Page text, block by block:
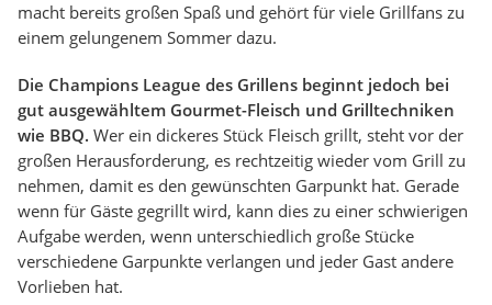
macht bereits großen Spaß und gehört für viele Grillfans zu
einem gelungenem Sommer dazu.
Die Champions League des Grillens beginnt jedoch bei
gut ausgewähltem Gourmet-Fleisch und Grilltechniken
wie BBQ. Wer ein dickeres Stück Fleisch grillt, steht vor der
großen Herausforderung, es rechtzeitig wieder vom Grill zu
nehmen, damit es den gewünschten Garpunkt hat. Gerade
wenn für Gäste gegrillt wird, kann dies zu einer schwierigen
Aufgabe werden, wenn unterschiedlich große Stücke
verschiedene Garpunkte verlangen und jeder Gast andere
Vorlieben hat.